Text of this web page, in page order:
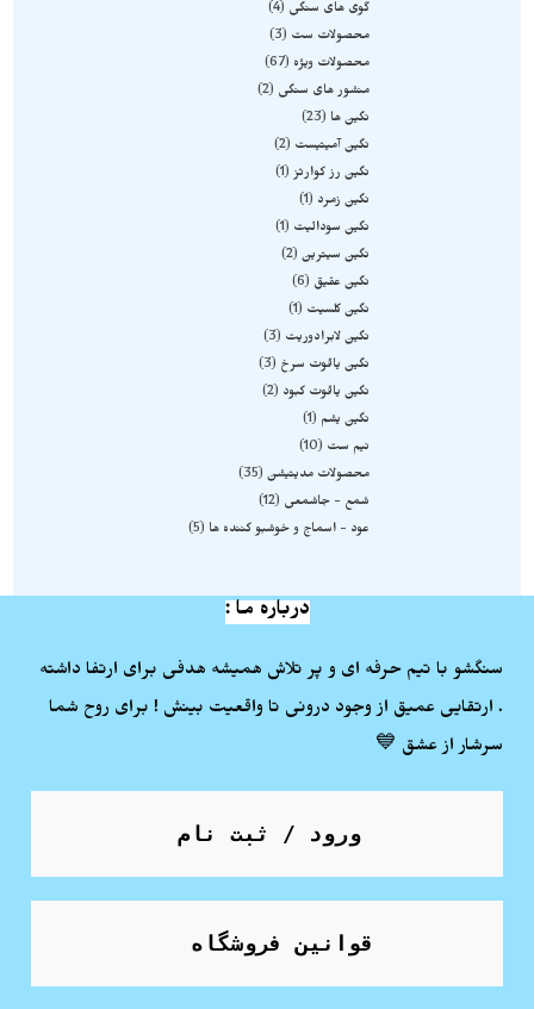
گوی های سنگی
4
محصولات ست
3
محصولات ویژه
67
منشور های سنگی
2
نگین ها
23
نگین آمیتیست
2
نگین رز کوارتز 1
نگین زمرد
1
نگین سودالیت
1
نگین سیترین 2
نگین عقیق
6
نگین کلسیت
1
نگین لابرادوریت
3
نگین یاقوت سرخ
3
نگین یاقوت کبود
2
نگین یشم
1
نیم ست
10
محصولات مدیتیشن 35
شمع - جاشمعی
12
عود - اسماج و خوشبو کننده ها
5
درباره ما :
سنگشو با تیم حرفه ای و پر تلاش همیشه هدفی برای ارتفا داشته
. ارتقایی عمیق از وجود درونی تا واقعیت بینش ! برای روح شما
سرشار از عشق 💙
ورود / ثبت نام
قوانین فروشگاه